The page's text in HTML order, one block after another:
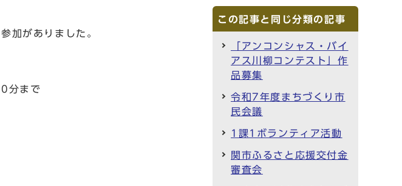
加がありました。
まで
この記事と同じ分類の記事
「アンコンシャス・バイ
アス川柳コンテスト」作
品募集
令和7年度まちづくり市
民会議
1課1ボランティア活動
関市ふるさと応援交付金
審査会